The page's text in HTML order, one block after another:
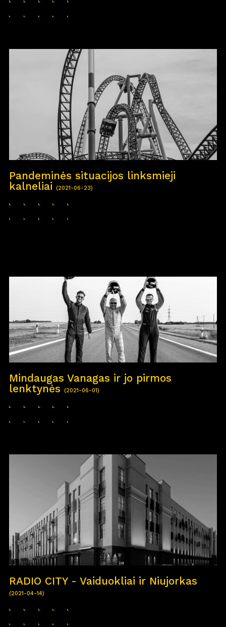
Pandeminės situacijos linksmieji
kalneliai
(2021-06-23)
Mindaugas Vanagas ir jo pirmos
lenktynės
(2021-06-01)
RADIO CITY - Vaiduokliai ir Niujorkas
(2021-04-14)